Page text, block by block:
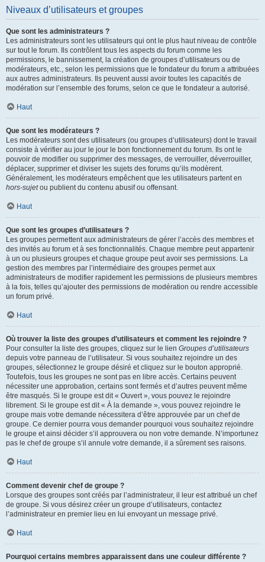
Niveaux d’utilisateurs et groupes
Que sont les administrateurs ?
Les administrateurs sont les utilisateurs qui ont le plus haut niveau de contrôle
sur tout le forum. Ils contrôlent tous les aspects du forum comme les
permissions, le bannissement, la création de groupes d’utilisateurs ou de
modérateurs, etc., selon les permissions que le fondateur du forum a attribuées
aux autres administrateurs. Ils peuvent aussi avoir toutes les capacités de
modération sur l’ensemble des forums, selon ce que le fondateur a autorisé.
Haut
Que sont les modérateurs ?
Les modérateurs sont des utilisateurs (ou groupes d’utilisateurs) dont le travail
consiste à vérifier au jour le jour le bon fonctionnement du forum. Ils ont le
pouvoir de modifier ou supprimer des messages, de verrouiller, déverrouiller,
déplacer, supprimer et diviser les sujets des forums qu’ils modèrent.
Généralement, les modérateurs empêchent que les utilisateurs partent en
hors-sujetou publient du contenu abusif ou offensant.
Haut
Que sont les groupes d’utilisateurs ?
Les groupes permettent aux administrateurs de gérer l’accès des membres et
des invités au forum et à ses fonctionnalités. Chaque membre peut appartenir
à un ou plusieurs groupes et chaque groupe peut avoir ses permissions. La
gestion des membres par l’intermédiaire des groupes permet aux
administrateurs de modifier rapidement les permissions de plusieurs membres
à la fois, telles qu’ajouter des permissions de modération ou rendre accessible
un forum privé.
Haut
Où trouver la liste des groupes d’utilisateurs et comment les rejoindre ?
Pour consulter la liste des groupes, cliquez sur le lien Groupes d’utilisateurs
depuis votre panneau de l’utilisateur. Si vous souhaitez rejoindre un des
groupes, sélectionnez le groupe désiré et cliquez sur le bouton approprié.
Toutefois, tous les groupes ne sont pas en libre accès. Certains peuvent
nécessiter une approbation, certains sont fermés et d’autres peuvent même
être masqués. Si le groupe est dit « Ouvert », vous pouvez le rejoindre
librement. Si le groupe est dit « À la demande », vous pouvez rejoindre le
groupe mais votre demande nécessitera d’être approuvée par un chef de
groupe. Ce dernier pourra vous demander pourquoi vous souhaitez rejoindre
le groupe et ainsi décider s’il approuvera ou non votre demande. N’importunez
pas le chef de groupe s’il annule votre demande, il a sûrement ses raisons.
Haut
Comment devenir chef de groupe ?
Lorsque des groupes sont créés par l’administrateur, il leur est attribué un chef
de groupe. Si vous désirez créer un groupe d’utilisateurs, contactez
l’administrateur en premier lieu en lui envoyant un message privé.
Haut
Pourquoi certains membres apparaissent dans une couleur différente ?